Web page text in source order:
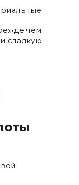
чем
и сладкую